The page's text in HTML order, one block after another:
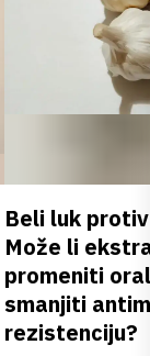
Beli luk
Može li
promeniti
smanjiti
rezistenciju?